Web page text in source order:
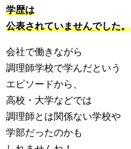
学歴は
公表されていませんでした。
会社で働きながら
調理師学校で学んだという
エピソードから、
高校・大学などでは
調理師とは関係ない学校や
学部だったのかも